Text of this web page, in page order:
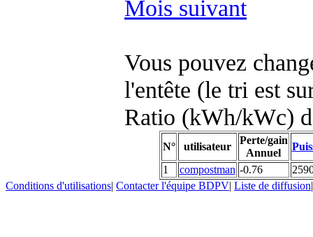
Mois suivant
Vous pouvez
l'entête (le tri est
Ratio (kWh/kWc)
N° utilisateur
Perte/gain
Annuel
1
compostman -0.76
Conditions d'utilisations| Contacter l'équipe BDPV| Liste de diffusion